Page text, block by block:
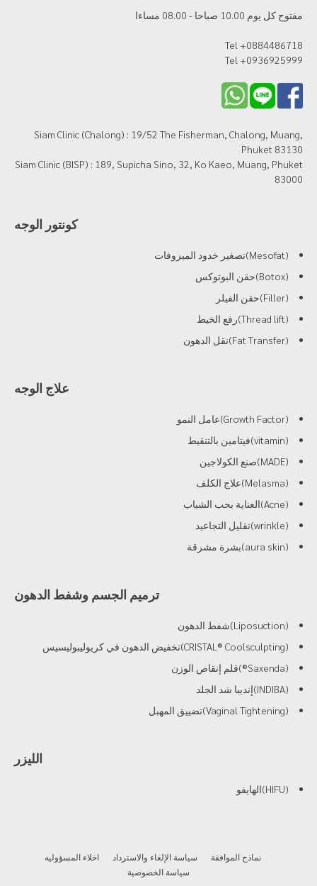
مفتوح كل يوم 10.00 صباحا - 08.00 مساءا
Tel +0884486718
Tel +0936925999
Siam Clinic (Chalong) : 19/52 The Fisherman, Chalong, Muang,
Phuket 83130
Siam Clinic (BISP) : 189, Supicha Sino, 32, Ko Kaeo, Muang, Phuket
83000
كونتور الوجه
(Mesofat)تصغير خدود الميزوفات
(Botox)حقن البوتوكس
(Filler)حقن الفيلر
(Thread lift)رفع الخيط
(Fat Transfer)نقل الدهون
علاج الوجه
(Growth Factor)عامل النمو
(vitamin)فيتامين بالتنقيط
(MADE)صنع الكولاجين
(Melasma)علاج الكلف
(Acne)العناية بحب الشباب
(wrinkle)تقليل التجاعيد
(aura skin)بشرة مشرقة
ترميم الجسم وشفط الدهون
(Liposuction)شفط الدهون
(CRISTAL® Coolsculpting)تخفيض الدهون في كريوليبوليسيس
(Saxenda®)قلم إنقاص الوزن
(INDIBA)إنديبا شد الجلد
(Vaginal Tightening)تضييق المهبل
الليزر
(HIFU)الهايفو
نماذج الموافقة سياسة الإلغاء والاسترداد
اخلاء المسؤوليه
سياسة الخصوصية